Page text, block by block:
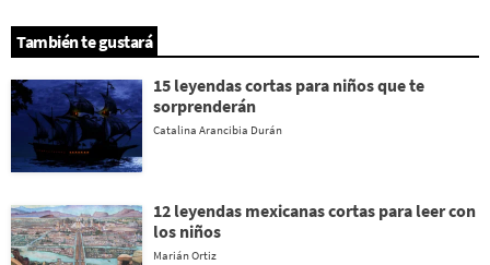
También te gustará
15 leyendas cortas para niños que te
sorprenderán
Catalina Arancibia Durán
12 leyendas mexicanas cortas para leer con
los niños
Marián Ortiz